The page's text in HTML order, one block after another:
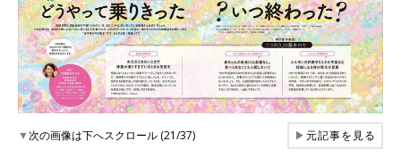
▼次の画像は下へスクロール (21/37) ▶元記事を見る